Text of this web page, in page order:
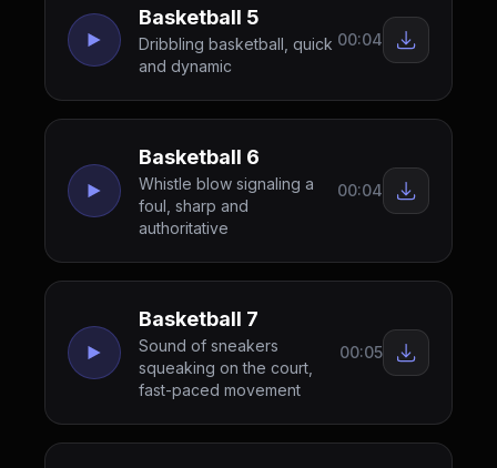
Basketball 5
Dribbling basketball, quick
and dynamic
00:04
Basketball 6
Whistle blow signaling a
foul, sharp and
authoritative
00:04
Basketball 7
Sound of sneakers
squeaking on the court,
fast-paced movement
00:05